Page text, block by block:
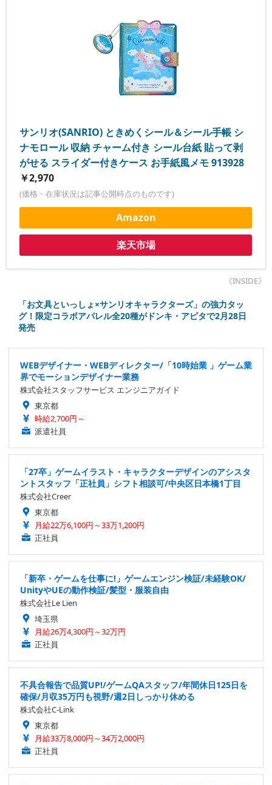
サンリオ(SANRIO) ときめくシール＆シール手帳 シ
ナモロール 収納 チャーム付き シール台紙 貼って剥
がせる スライダー付きケース お手紙風メモ 913928
￥2,970
(価格・在庫状況は記事公開時点のものです)
Amazon
楽天市場
《INSIDE》
「お文具といっしょ×サンリオキャラクターズ」の強力タッ
グ！限定コラボアパレル全20種がドンキ・アピタで2月28日
発売
WEBデザイナー・WEBディレクター/「10時始業 」ゲーム業
界でモーションデザイナー業務
株式会社スタッフサービス エンジニアガイド
東京都
時給2,700円～
派遣社員
「27卒」ゲームイラスト・キャラクターデザインのアシスタ
ントスタッフ「正社員」シフト相談可/中央区日本橋1丁目
株式会社Creer
東京都
月給22万6,100円～33万1,200円
正社員
「新卒・ゲームを仕事に!」ゲームエンジン検証/未経験OK/
UnityやUEの動作検証/髪型・服装自由
株式会社Le Lien
埼玉県
月給26万4,300円～32万円
正社員
不具合報告で品質UP!/ゲームQAスタッフ/年間休日125日を
確保/月収35万円も視野/週2日しっかり休める
株式会社C-Link
東京都
月給33万8,000円～34万2,000円
正社員